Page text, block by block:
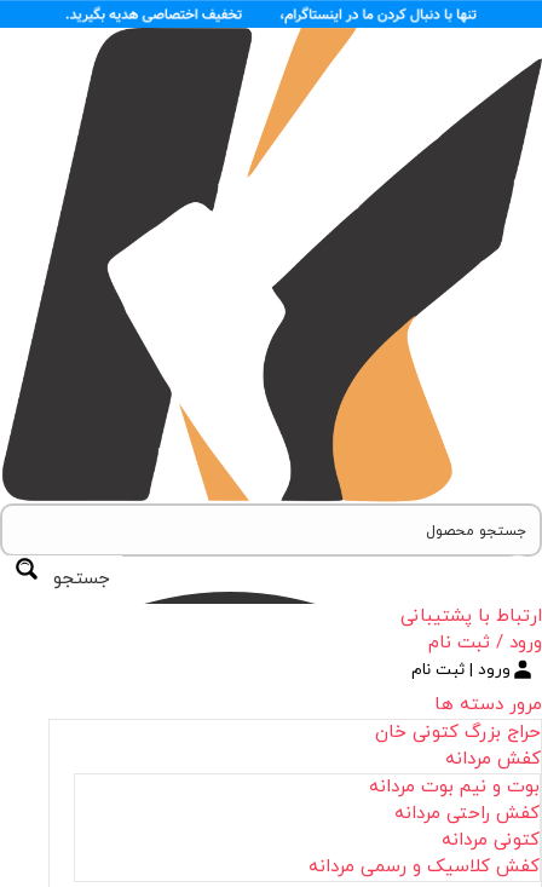
جستجو
ارتباط با پشتیبانی
ورود / ثبت نام
ورود | ثبت نام
مرور دسته ها
حراج بزرگ کتونی خان
کفش مردانه
بوت و نیم بوت مردانه
کفش راحتی مردانه
کتونی مردانه
کفش کلاسیک و رسمی مردانه